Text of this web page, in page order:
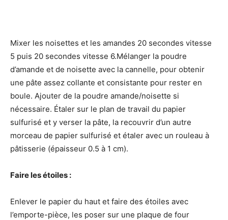
Mixer les noisettes et les amandes 20 secondes vitesse
5 puis 20 secondes vitesse 6.Mélanger la poudre
d’amande et de noisette avec la cannelle, pour obtenir
une pâte assez collante et consistante pour rester en
boule. Ajouter de la poudre amande/noisette si
nécessaire. Étaler sur le plan de travail du papier
sulfurisé et y verser la pâte, la recouvrir d’un autre
morceau de papier sulfurisé et étaler avec un rouleau à
pâtisserie (épaisseur 0.5 à 1 cm).
Faire les étoiles :
Enlever le papier du haut et faire des étoiles avec
l’emporte-pièce, les poser sur une plaque de four